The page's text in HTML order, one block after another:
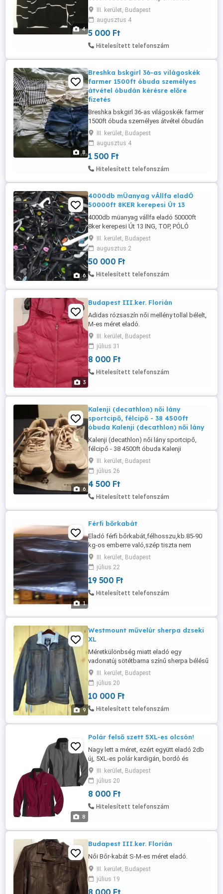
4
Tommy Hilfiger ffi kötött pulóver. Keveset
használt.Szép fekete színben. Nem fakó!
Beleírt méret XXL Mosva,vasalva nincs.
Vállszélesség: 56cm Mellbőség: 60cm
Teljeshossz: 71cm Teljes ujjhossz: 65cm
III. kerület, Budapest
augusztus 4
5 000 Ft
Hitelesített telefonszám
8
Breshka bskgirl 36-as világoskék
farmer 1500ft óbuda személyes
átvétel óbudán kérésre előre
fizetés
Breshka bskgirl 36-as világoskék farmer
1500ft óbuda személyes átvétel óbudán
kérésre előre fizetés után postázom fox
vagy mpl csomagautomatába +2000ft 36
20 949 1288 36 50 104 8272
III. kerület, Budapest
augusztus 4
1 500 Ft
Hitelesített telefonszám
6
4000db mÜanyag vÁllfa eladÓ
50000ft 8KER kerepesi Út 13
4000db müanyag vállfa eladó 50000ft
8ker kerepesi Út 13 ING, TOP, PÓLÓ
VÁLLFÁK CSÍPTETŐS, NADRÁG ÉS
SZOKNYAVÁLLFÁK GYEREK MŰANYAG
VÁLLFÁK bigzságba ahogyan a képeken
látszodik ömlesztve vállogatás nélkül
ennyi az ára átvétel megbeszélés szerint
4000db tudok adni ...
III. kerület, Budapest
augusztus 2
50 000 Ft
Hitelesített telefonszám
3
Budapest III.ker. Florián
Adidas rózsaszín női mellény tollal bélelt,
M-es méret eladó.
III. kerület, Budapest
július 31
8 000 Ft
Hitelesített telefonszám
6
Kalenji (decathlon) női lány
sportcipő, félcipő - 38 4500ft
óbuda Kalenji (decathlon) női lány
Kalenji (decathlon) női lány sportcipő,
félcipő - 38 4500ft óbuda Kalenji
(decathlon) női lány sportcipő, félcipő -
38 méret, BTH 24 cm személyes átvétel
óbudán lakcimemen posta kizárolag előre
fizetés után mpl csomagautomatába
+2000ft
III. kerület, Budapest
július 26
4 500 Ft
Hitelesített telefonszám
1
Férfi bőrkabát
Eladó férfi bőrkabát,félhosszu,kb.85-90
kg-os emberre való,szép tiszta nem
kopottIII. kerület, Budapest
július 22
19 500 Ft
Hitelesített telefonszám
9
Westmount művelúr sherpa dzseki
XL
Méretkülönbség miatt eladó egy
vadonatúj sötétbarna színű sherpa bélésű
kabát. Ez a cipzáras dzseki antik hatású,
víztaszító művelúrból készült és rendkívül
meleg sherpával bélelt (kb. 480 g m ),
mely hatékony védelmet nyújt a hideg
ellen! Praktikus modell, 4 zsebbel
...
III. kerület, Budapest
július 20
10 000 Ft
Hitelesített telefonszám
8
Polár felső szett 5XL-es olcsón!
Nagy lett a méret, ezért együtt eladó 2db
új, 5XL-es polár kardigán, bordó és
világosszürke színben. Puha és meleg
polár anyagból készült (kb. 250 g m )
cipzáras kardigánok. Rendkívül
kényelmesek, magas nyakúak, és a
csuklónál rejtett gumírozott szalaggal
III. kerület, Budapest
július 20
8 000 Ft
Hitelesített telefonszám
Budapest III.ker. Florián
Női Bőr-kabát S-M-es méret eladó.
III. kerület, Budapest
július 19